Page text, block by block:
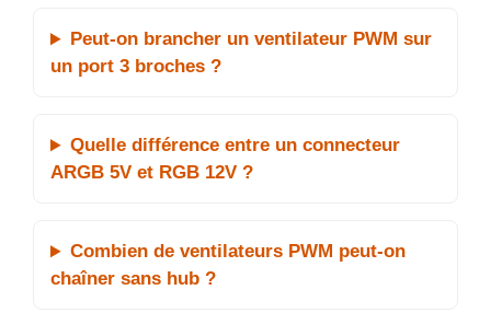
Peut-on brancher un ventilateur PWM sur
un port 3 broches ?
Quelle différence entre un connecteur
ARGB 5V et RGB 12V ?
Combien de ventilateurs PWM peut-on
chaîner sans hub ?